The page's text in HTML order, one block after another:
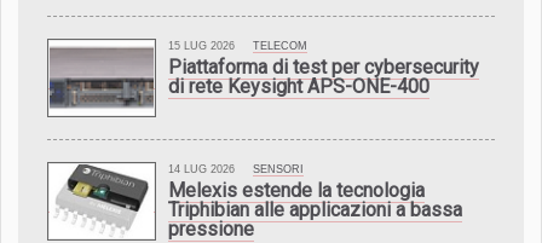
15 LUG 2026 TELECOM
Piattaforma di test per cybersecurity
di rete Keysight APS-ONE-400
14 LUG 2026 SENSORI
Melexis estende la tecnologia
Triphibian alle applicazioni a bassa
pressione